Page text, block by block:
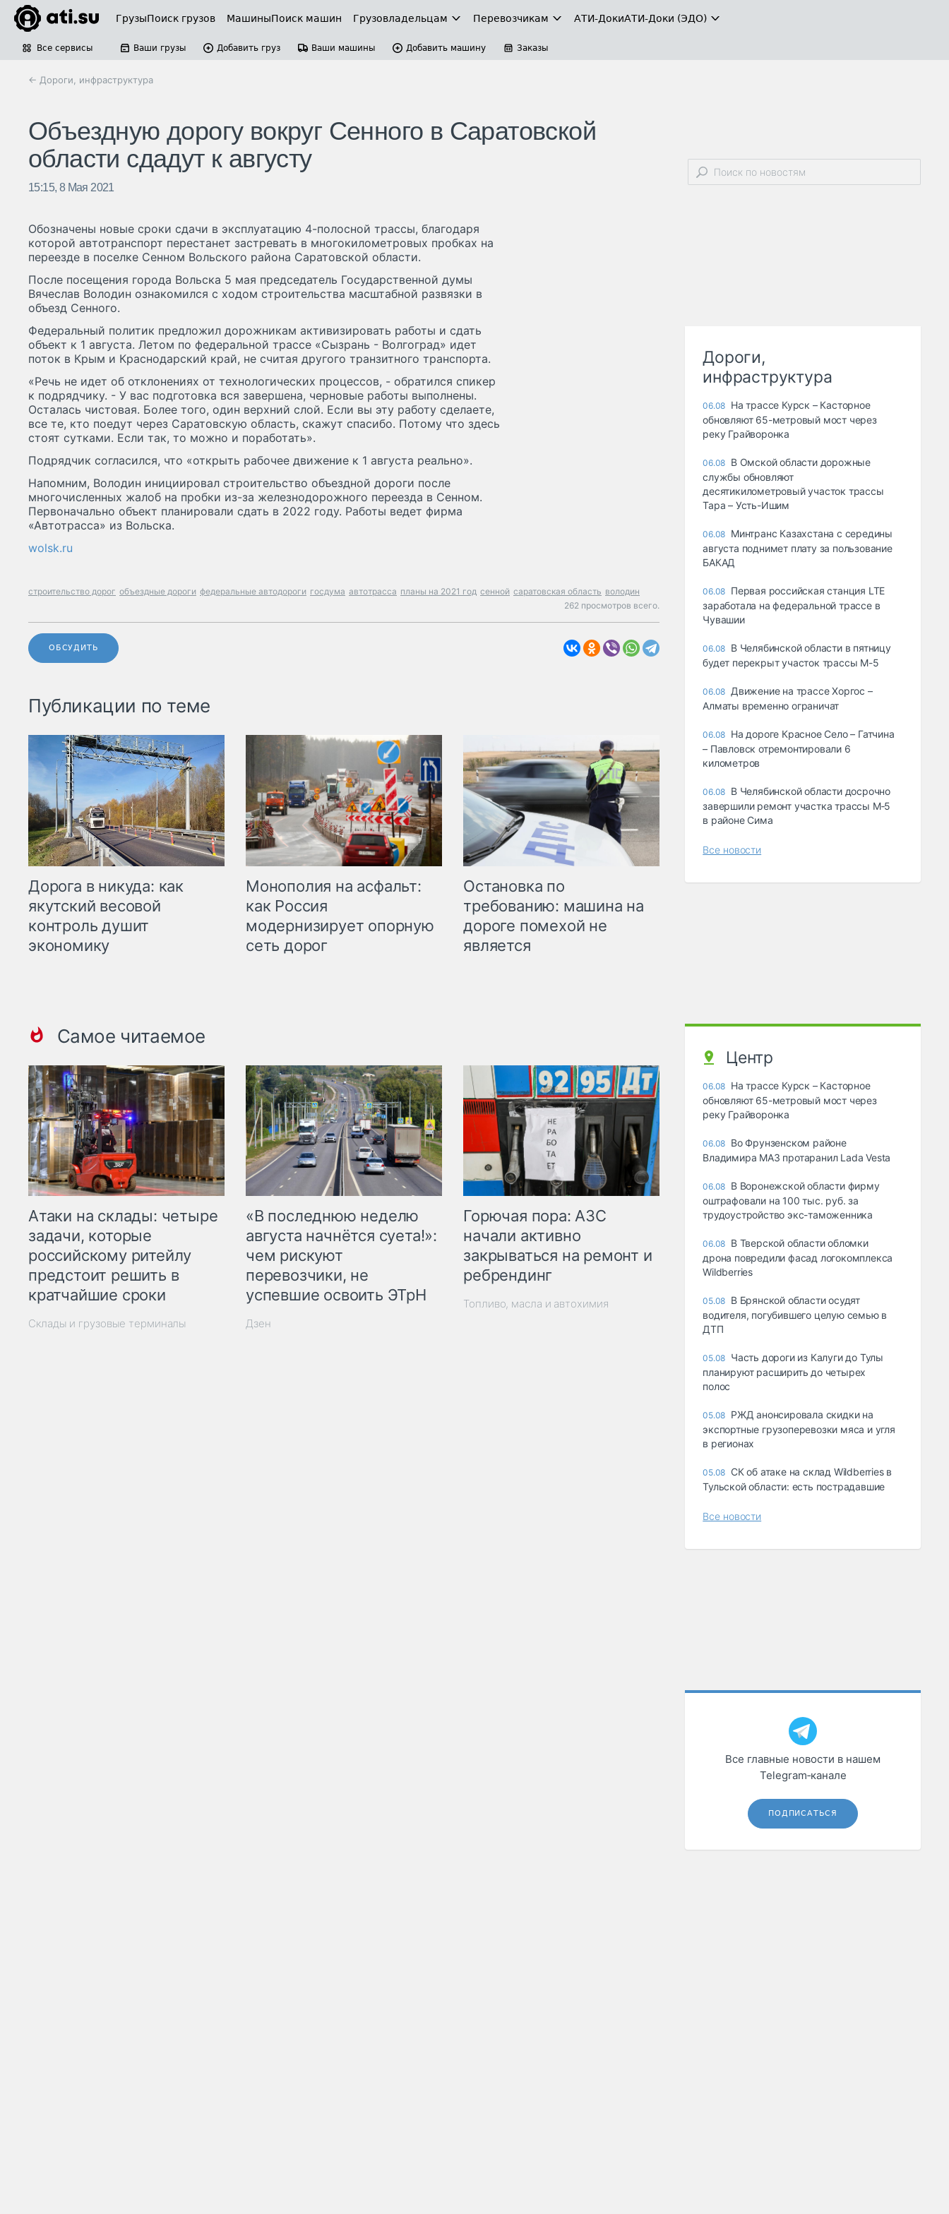
ГрузыПоиск грузов МашиныПоиск машин Грузовладельцам Перевозчикам АТИ-ДокиАТИ-Доки (ЭДО)
Все сервисы Ваши грузы Добавить груз Ваши машины Добавить машину Заказы
← Дороги, инфраструктура
Объездную дорогу вокруг Сенного в Саратовской
области сдадут к августу
15:15, 8 Мая 2021
Обозначены новые сроки сдачи в эксплуатацию 4-полосной трассы, благодаря
которой автотранспорт перестанет застревать в многокилометровых пробках на
переезде в поселке Сенном Вольского района Саратовской области.
После посещения города Вольска 5 мая председатель Государственной думы
Вячеслав Володин ознакомился с ходом строительства масштабной развязки в
объезд Сенного.
Федеральный политик предложил дорожникам активизировать работы и сдать
объект к 1 августа. Летом по федеральной трассе «Сызрань - Волгоград» идет
поток в Крым и Краснодарский край, не считая другого транзитного транспорта.
«Речь не идет об отклонениях от технологических процессов, - обратился спикер
к подрядчику. - У вас подготовка вся завершена, черновые работы выполнены.
Осталась чистовая. Более того, один верхний слой. Если вы эту работу сделаете,
все те, кто поедут через Саратовскую область, скажут спасибо. Потому что здесь
стоят сутками. Если так, то можно и поработать».
Подрядчик согласился, что «открыть рабочее движение к 1 августа реально».
Напомним, Володин инициировал строительство объездной дороги после
многочисленных жалоб на пробки из-за железнодорожного переезда в Сенном.
Первоначально объект планировали сдать в 2022 году. Работы ведет фирма
«Автотрасса» из Вольска.
wolsk.ru
строительство дорог объездные дороги федеральные автодороги госдума автотрасса планы на 2021 год сенной саратовская область володин
262 просмотров всего.
ОБСУДИТЬ
Публикации по теме
Дорога в никуда: как
якутский весовой
контроль душит
экономику
Монополия на асфальт:
как Россия
модернизирует опорную
сеть дорог
Остановка по
требованию: машина на
дороге помехой не
является
Самое читаемое
Атаки на склады: четыре
задачи, которые
российскому ритейлу
предстоит решить в
кратчайшие сроки
Склады и грузовые терминалы
«В последнюю неделю
августа начнётся суета!»:
чем рискуют
перевозчики, не
успевшие освоить ЭТрН
Дзен
Горючая пора: АЗС
начали активно
закрываться на ремонт и
ребрендинг
Топливо, масла и автохимия
Дороги,
инфраструктура
06.08 На трассе Курск – Касторное
обновляют 65-метровый мост через
реку Грайворонка
06.08 В Омской области дорожные
службы обновляют
десятикилометровый участок трассы
Тара – Усть-Ишим
06.08 Минтранс Казахстана с середины
августа поднимет плату за пользование
БАКАД
06.08 Первая российская станция LTE
заработала на федеральной трассе в
Чувашии
06.08 В Челябинской области в пятницу
будет перекрыт участок трассы М-5
06.08 Движение на трассе Хоргос –
Алматы временно ограничат
06.08 На дороге Красное Село – Гатчина
– Павловск отремонтировали 6
километров
06.08 В Челябинской области досрочно
завершили ремонт участка трассы М‑5
в районе Сима
Все новости
Центр
06.08 На трассе Курск – Касторное
обновляют 65-метровый мост через
реку Грайворонка
06.08 Во Фрунзенском районе
Владимира МАЗ протаранил Lada Vesta
06.08 В Воронежской области фирму
оштрафовали на 100 тыс. руб. за
трудоустройство экс-таможенника
06.08 В Тверской области обломки
дрона повредили фасад логокомплекса
Wildberries
05.08 В Брянской области осудят
водителя, погубившего целую семью в
ДТП
05.08 Часть дороги из Калуги до Тулы
планируют расширить до четырех
полос
05.08 РЖД анонсировала скидки на
экспортные грузоперевозки мяса и угля
в регионах
05.08 СК об атаке на склад Wildberries в
Тульской области: есть пострадавшие
Все новости
Все главные новости в нашем
Telegram‑канале
ПОДПИСАТЬСЯ